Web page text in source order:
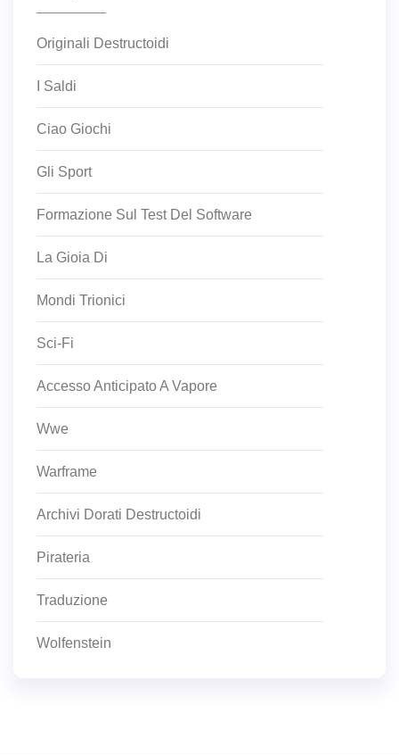
Originali Destructoidi
I Saldi
Ciao Giochi
Gli Sport
Formazione Sul Test Del Software
La Gioia Di
Mondi Trionici
Sci-Fi
Accesso Anticipato A Vapore
Wwe
Warframe
Archivi Dorati Destructoidi
Pirateria
Traduzione
Wolfenstein